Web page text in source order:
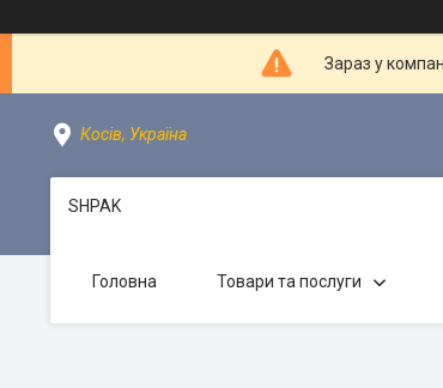
Зараз у
Косів, Україна
SHPAK
Головна Товари та послуги